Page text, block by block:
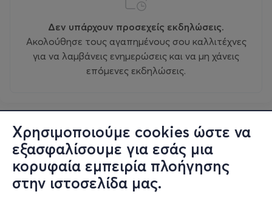
Χρησιμοποιούμε cookies ώστε να
εξασφαλίσουμε για εσάς μια
κορυφαία εμπειρία πλοήγησης
στην ιστοσελίδα μας.
Δεν υπάρχουν προσεχείς εκδηλώσεις.
Ακολούθησε τους αγαπημένους σου καλλιτέχνες
για να λαμβάνεις ενημερώσεις και να μη χάνεις
επόμενες εκδηλώσεις.